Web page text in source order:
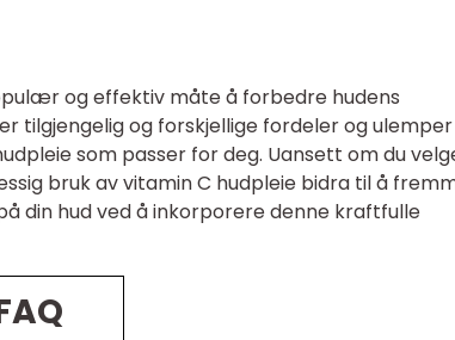
og effektiv måte å forbedre hudens
tilgjengelig og forskjellige fordeler og
som passer for deg. Uansett om du
bruk av vitamin C hudpleie bidra til å
din hud ved å inkorporere denne kraftfulle